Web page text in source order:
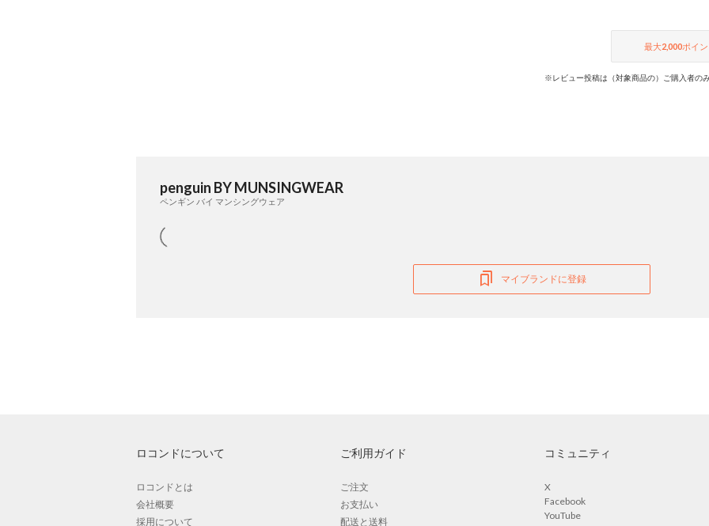
最大2,000ポイ
※レビュー投稿は（対象商品の）ご購入者の
penguin BY MUNSINGWEAR
ペンギン バイ マンシングウェア
マイブランドに登録
ロコンドについて
ロコンドとは
会社概要
採用について
ご利用ガイド
ご注文
お支払い
配送と送料
コミュニティ
X
Facebook
YouTube